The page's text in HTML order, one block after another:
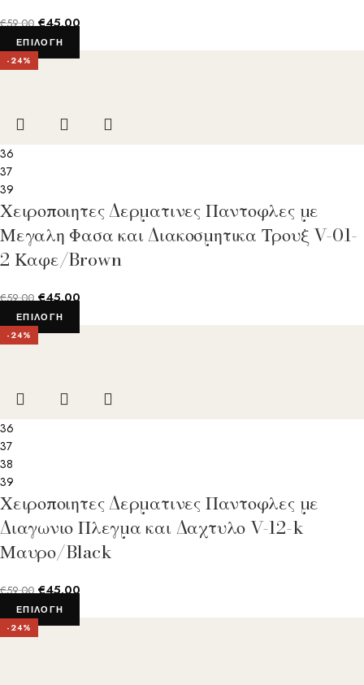
€59.00 €45.00
ΕΠΙΛΟΓΉ
-24%
36
37
39
Χειροποιητες Δερματινες Παντοφλες με
Μεγαλη Φασα και Διακοσμητικα Τρουξ V-01-
2 Καφε/Brown
€59.00 €45.00
ΕΠΙΛΟΓΉ
-24%
36
37
38
39
Χειροποιητες Δερματινες Παντοφλες με
Διαγωνιο Πλεγμα και Δαχτυλο V-12-k
Μαυρο/Black
€59.00 €45.00
ΕΠΙΛΟΓΉ
-24%